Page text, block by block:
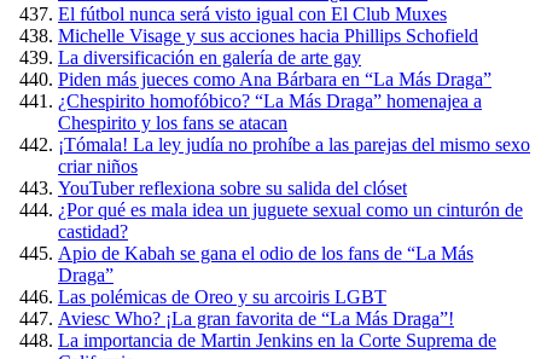
El fútbol nunca será visto igual con El Club Muxes
Michelle Visage y sus acciones hacia Phillips Schofield
La diversificación en galería de arte gay
Piden más jueces como Ana Bárbara en “La Más Draga”
¿Chespirito homofóbico? “La Más Draga” homenajea a
Chespirito y los fans se atacan
¡Tómala! La ley judía no prohíbe a las parejas del mismo sexo
criar niños
YouTuber reflexiona sobre su salida del clóset
¿Por qué es mala idea un juguete sexual como un cinturón de
castidad?
Apio de Kabah se gana el odio de los fans de “La Más
Draga”
Las polémicas de Oreo y su arcoiris LGBT
Aviesc Who? ¡La gran favorita de “La Más Draga”!
La importancia de Martin Jenkins en la Corte Suprema de